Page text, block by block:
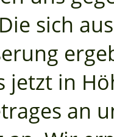
sich
jetzt in
an